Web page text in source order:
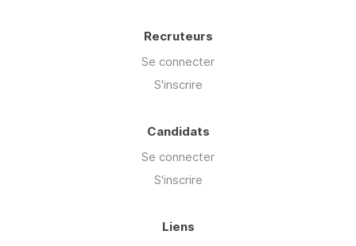
Recruteurs
Se connecter
S'inscrire
Candidats
Se connecter
S'inscrire
Liens